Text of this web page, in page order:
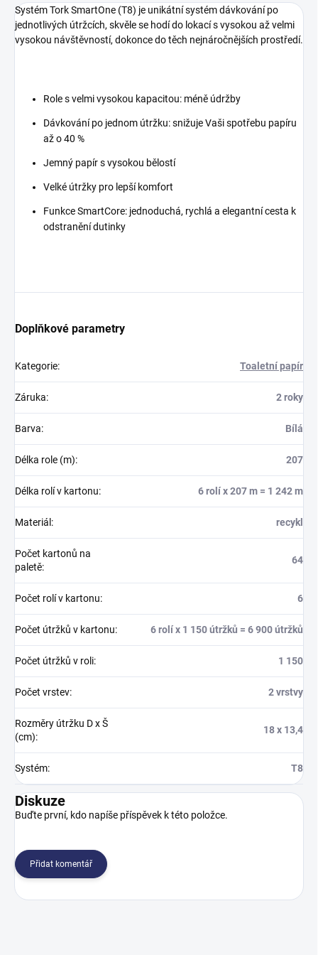
Systém Tork SmartOne (T8) je unikátní systém dávkování po
jednotlivých útržcích, skvěle se hodí do lokací s vysokou až velmi
vysokou návštěvností, dokonce do těch nejnáročnějších prostředí.
Role s velmi vysokou kapacitou: méně údržby
Dávkování po jednom útržku: snižuje Vaši spotřebu papíru
až o 40 %
Jemný papír s vysokou bělostí
Velké útržky pro lepší komfort
Funkce SmartCore: jednoduchá, rychlá a elegantní cesta k
odstranění dutinky
Doplňkové parametry
Kategorie: Toaletní papír
Záruka: 2 roky
Barva: Bílá
Délka role (m): 207
Délka rolí v kartonu: 6 rolí x 207 m = 1 242 m
Materiál : recykl
Počet kartonů na
paletě:
64
Počet rolí v kartonu: 6
Počet útržků v kartonu: 6 rolí x 1 150 útržků = 6 900 útržků
Počet útržků v roli: 1 150
Počet vrstev: 2 vrstvy
Rozměry útržku D x Š
(cm):
18 x 13,4
Systém: T8
Diskuze
Buďte první, kdo napíše příspěvek k této položce.
Přidat komentář